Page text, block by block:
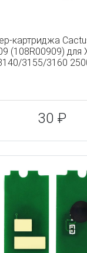
картриджа
(108R00909) для
3155/3160
30 ₽